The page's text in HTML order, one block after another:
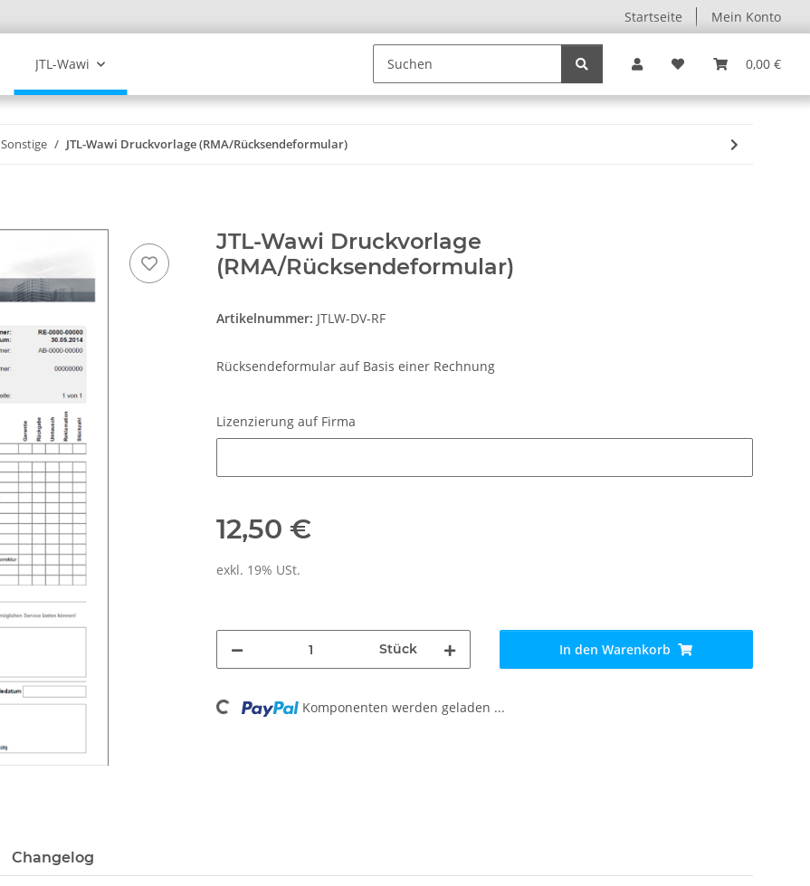
Startseite Mein Konto
0,00 €
JTL-Wawi
Sonstige JTL-Wawi Druckvorlage (RMA/Rücksendeformular)
JTL-Wawi Druckvorlage
(RMA/Rücksendeformular)
Artikelnummer: JTLW-DV-RF
Rücksendeformular auf Basis einer Rechnung
Lizenzierung auf Firma
12,50 €
exkl. 19% USt.
Stück In den Warenkorb
Loading... Komponenten werden geladen ...
Changelog